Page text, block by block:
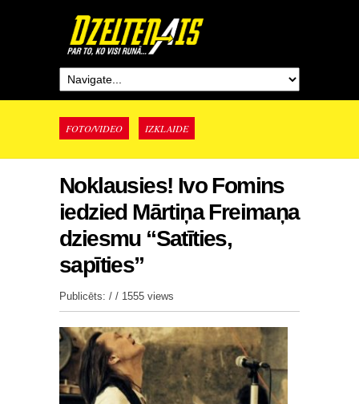
FOTO/VIDEO IZKLAIDE
Noklausies! Ivo Fomins
iedzied Mārtiņa Freimaņa
dziesmu “Satīties,
sapīties”
Publicēts: / / 1555 views